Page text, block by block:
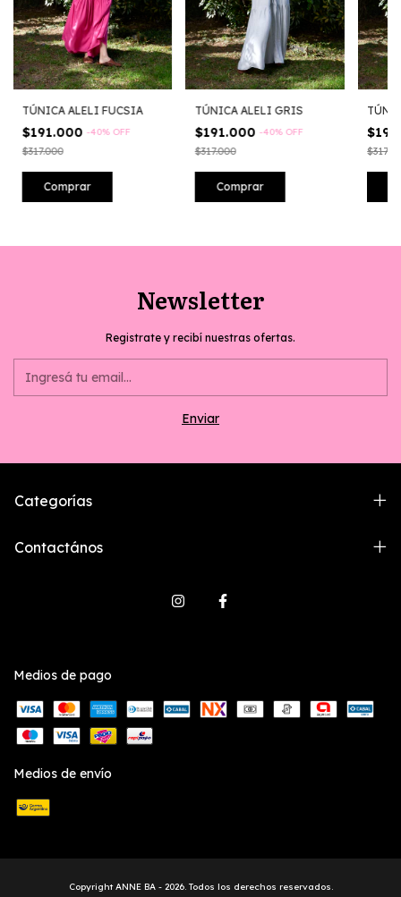
TÚNICA ALELI FUCSIA
$191.000 -40% OFF
$317.000
Comprar
TÚNICA ALELI GRIS
$191.000 -40% OFF
$317.000
Comprar
Newsletter
Registrate y recibí nuestras ofertas.
Categorías
Contactános
Medios de pago
Medios de envío
Copyright ANNE BA - 2026. Todos los derechos reservados.